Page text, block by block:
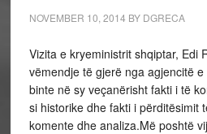
NOVEMBER 10, 2014 BY DGRECA
Vizita e kryeministrit shqiptar, Edi
vëmendje të gjerë nga agjencitë
binte në sy veçanërisht fakti i të
si historike dhe fakti i përditësimit
komente dhe analiza.Më poshtë